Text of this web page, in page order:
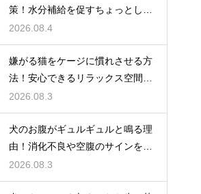
策！水分補給を促すちょっとした
工夫
2026.08.4
嫌がる猫をケージに慣れさせる方
法！安心できるリラックス空間の
作り方
2026.08.3
犬のお腹がギュルギュルと鳴る理
由！消化不良や空腹のサインを解
説
2026.08.3